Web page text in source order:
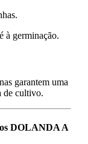
à germinação.
garantem uma
de cultivo.
DOLANDA A